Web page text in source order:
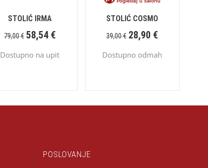
STOLIĆ IRMA
79,00€ 58,54 €
Dostupno na upit
STOLIĆ COSMO
39,00€ 28,90€
Dostupno odmah
POSLOVANJE